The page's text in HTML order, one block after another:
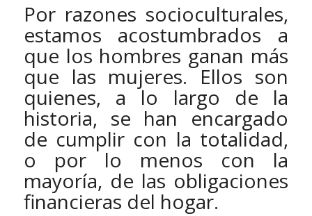
Por razones socioculturales,
estamos acostumbrados a
que los hombres ganan más
que las mujeres. Ellos son
quienes, a lo largo de la
historia, se han encargado
de cumplir con la totalidad,
o por lo menos con la
mayoría, de las obligaciones
financieras del hogar.